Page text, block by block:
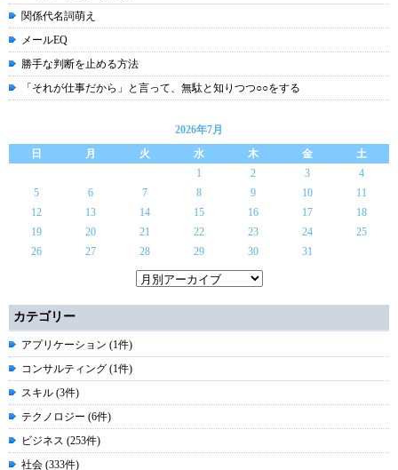
関係代名詞萌え
メールEQ
勝手な判断を止める方法
「それが仕事だから」と言って、無駄と知りつつ○○をする
2026年7月
日
月 火 水 木 金
土
1
2 3
4
5
6 7 8 9 10
11
12
13 14 15 16 17
18
19
20 21 22 23 24
25
26
27 28 29 30 31
カテゴリー
アプリケーション (1件)
コンサルティング (1件)
スキル (3件)
テクノロジー (6件)
ビジネス (253件)
社会 (333件)